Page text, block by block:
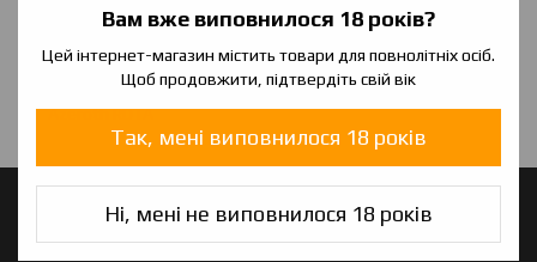
Вам вже виповнилося 18 років?
Цей інтернет-магазин містить товари для повнолітніх осіб.
Щоб продовжити, підтвердіть свій вік
Так, мені виповнилося 18 років
Ні, мені не виповнилося 18 років
Два широких дріп-типу з висотою 7 мм і 10 мм
Перехідник під 510-ї дріп-тип
Запасне скло,-ринги, гвинти і притискні планки
Azeroth RDTA